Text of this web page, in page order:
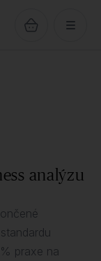
analýzu
praxe na